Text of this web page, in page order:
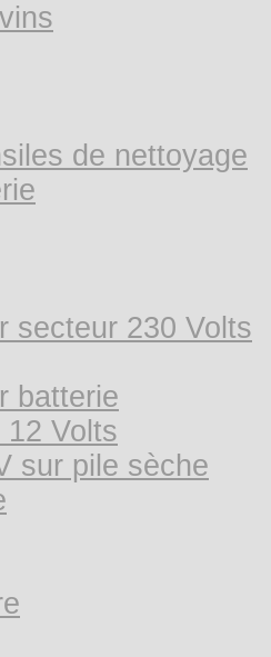
de nettoyage
secteur 230 Volts
batterie
12 Volts
sur pile sèche